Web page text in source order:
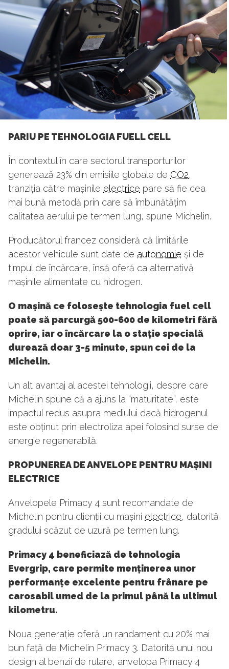
PARIU PE TEHNOLOGIA FUELL CELL
În contextul în care sectorul transporturilor
generează 23% din emisiile globale de CO2,
tranziția către mașinile electrice pare să fie cea
mai bună metodă prin care să îmbunătățim
calitatea aerului pe termen lung, spune Michelin.
Producătorul francez consideră că limitările
acestor vehicule sunt date de autonomie și de
timpul de încărcare, însă oferă ca alternativă
mașinile alimentate cu hidrogen.
O mașină ce folosește tehnologia fuel cell
poate să parcurgă 500-600 de kilometri fără
oprire, iar o încărcare la o stație specială
durează doar 3-5 minute, spun cei de la
Michelin.
Un alt avantaj al acestei tehnologii, despre care
Michelin spune că a ajuns la “maturitate”, este
impactul redus asupra mediului dacă hidrogenul
este obținut prin electroliza apei folosind surse de
energie regenerabilă.
PROPUNEREA DE ANVELOPE PENTRU MAȘINI
ELECTRICE
Anvelopele Primacy 4 sunt recomandate de
Michelin pentru clienții cu mașini electrice, datorită
gradului scăzut de uzură pe termen lung.
Primacy 4 beneficiază de tehnologia
Evergrip, care permite menținerea unor
performanțe excelente pentru frânare pe
carosabil umed de la primul până la ultimul
kilometru.
Noua generație oferă un randament cu 20% mai
bun față de Michelin Primacy 3. Datorită unui nou
design al benzii de rulare, anvelopa Primacy 4